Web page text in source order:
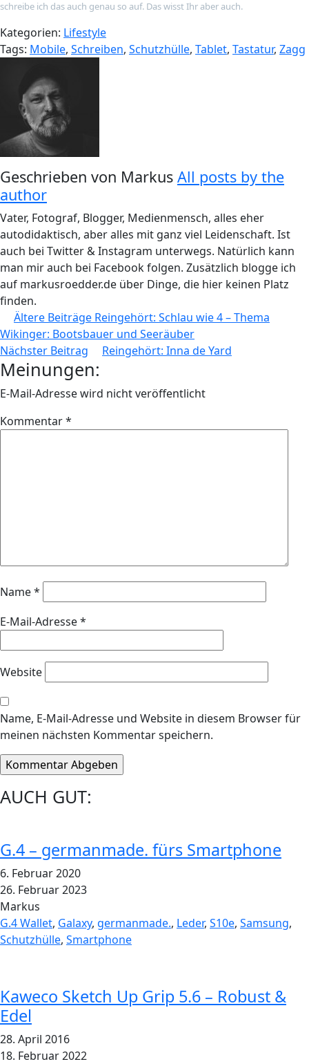
schreibe ich das auch genau so auf. Das wisst Ihr aber auch.
Kategorien: Lifestyle
Tags: Mobile, Schreiben, Schutzhülle, Tablet, Tastatur, Zagg
Geschrieben von Markus All posts by the
author
Vater, Fotograf, Blogger, Medienmensch, alles eher
autodidaktisch, aber alles mit ganz viel Leidenschaft. Ist
auch bei Twitter & Instagram unterwegs. Natürlich kann
man mir auch bei Facebook folgen. Zusätzlich blogge ich
auf markusroedder.de über Dinge, die hier keinen Platz
finden.
Beitragsnavigation
Ältere Beiträge Reingehört: Schlau wie 4 – Thema
Wikinger: Bootsbauer und Seeräuber
Nächster Beitrag
Reingehört: Inna de Yard
Meinungen:
E-Mail-Adresse wird nicht veröffentlicht
Kommentar*
Name*
E-Mail-Adresse*
Website
Name, E-Mail-Adresse und Website in diesem Browser für
meinen nächsten Kommentar speichern.
AUCH GUT:
G.4 – germanmade. fürs Smartphone
6. Februar 2020
26. Februar 2023
Markus
G.4 Wallet, Galaxy, germanmade., Leder, S10e, Samsung,
Schutzhülle, Smartphone
Kaweco Sketch Up Grip 5.6 – Robust &
Edel
28. April 2016
18. Februar 2022